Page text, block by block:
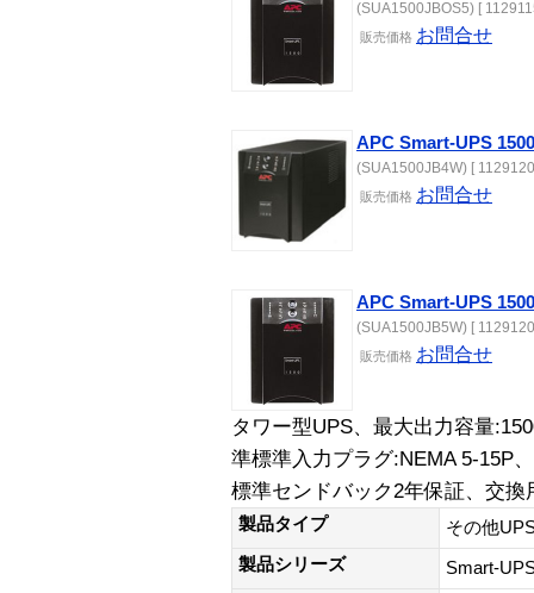
(SUA1500JBOS5) [
販売価格 お問合せ
APC Smart-UPS
(SUA1500JB4W) [
販売価格 お問合せ
APC Smart-UPS
(SUA1500JB5W) [
販売価格 お問合せ
タワー型UPS、最大出力容量
準標準入力プラグ:NEMA 5-15P
標準センドバック2年保証、交
製品タイプ
その他
製品シリーズ
Smart-